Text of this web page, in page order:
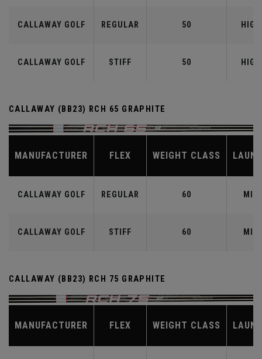
CALLAWAY GOLF REGULAR 50 HIGH
CALLAWAY GOLF STIFF 50 HIGH
CALLAWAY (BB23) RCH 65 GRAPHITE
MANUFACTURER FLEX WEIGHT CLASS
CALLAWAY GOLF REGULAR 60 MID
CALLAWAY GOLF STIFF 60 MID
CALLAWAY (BB23) RCH 75 GRAPHITE
MANUFACTURER FLEX WEIGHT CLASS